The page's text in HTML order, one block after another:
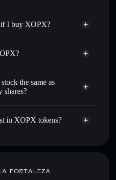
if I buy XOPX?
the same as
shares?
in XOPX tokens?
FORTALEZA